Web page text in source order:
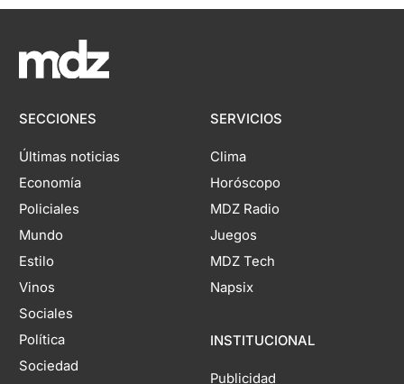
SECCIONES
Últimas noticias
Economía
Policiales
Mundo
Estilo
Vinos
Sociales
Política
Sociedad
SERVICIOS
Clima
Horóscopo
MDZ Radio
Juegos
MDZ Tech
Napsix
INSTITUCIONAL
Publicidad